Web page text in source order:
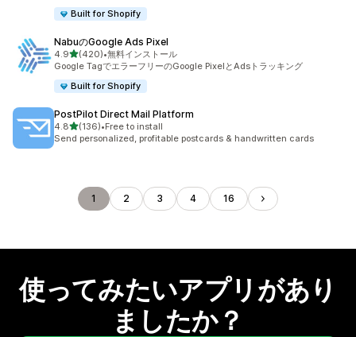
Built for Shopify
NabuのGoogle Ads Pixel
4.95つ星中
(420)
合計レビュー数：420件
•無料インストール
Google TagでエラーフリーのGoogle PixelとAdsトラッキング
Built for Shopify
PostPilot Direct Mail Platform
4.85つ星中
(136)
合計レビュー数：136件
•Free to install
Send personalized, profitable postcards & handwritten cards
1 2 3 4 16
使ってみたいアプリがあり
ましたか？